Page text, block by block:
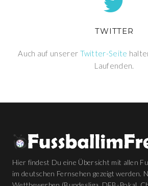
TWITTER
Auch auf unserer Twitter-Seite
Laufenden.
Hier findest Du eine Übersicht mit allen
im deutschen Fernsehen gezeigt werden.